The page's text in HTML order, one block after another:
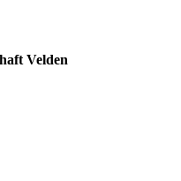
Velden